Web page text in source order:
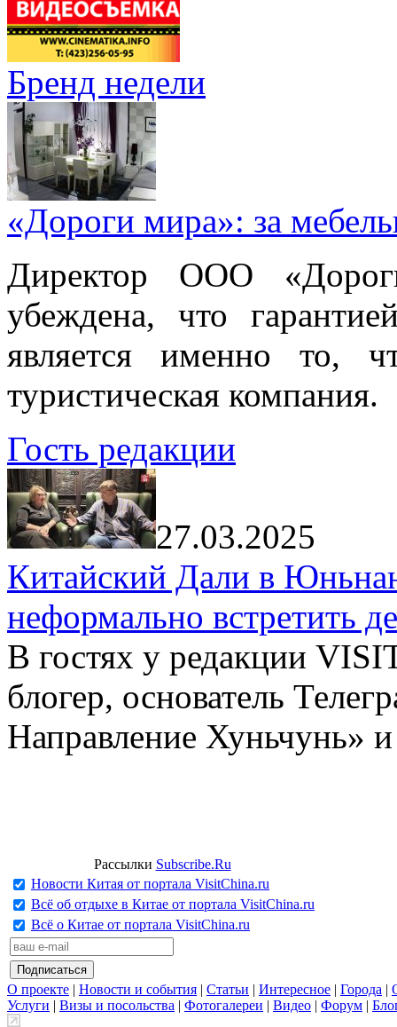
Бренд недели
«Дороги мира»: за
Директор ООО
убеждена, что
является именно то,
туристическая компания.
Гость редакции
27.03.2025
Китайский Дали в
неформально встретить
В гостях у редакции
блогер, основатель
Направление Хуньчунь»
Рассылки Subscribe.Ru
Новости Китая от портала VisitChina.ru
Всё об отдыхе в Китае от портала VisitChina.ru
Всё о Китае от портала VisitChina.ru
О проекте | Новости и события | Статьи | Интересное | Города |
Услуги | Визы и посольства | Фотогалереи | Видео | Форум |